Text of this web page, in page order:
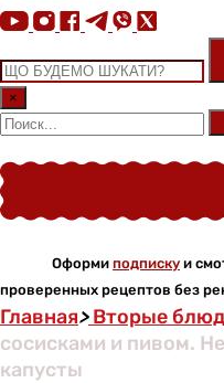
×
Оформи подписку и
проверенных рецептов без
Главная>Вторые
сосисками и пивом.
капусты